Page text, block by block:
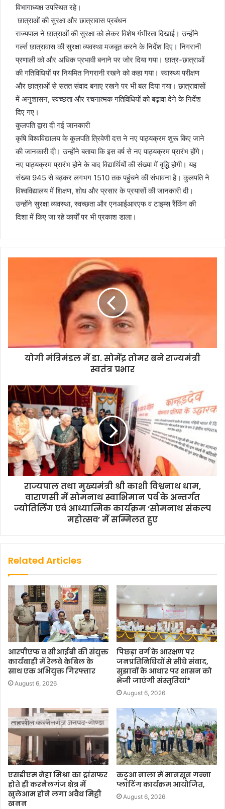
विभागाध्यक्ष उपस्थित रहे।
छात्राओं की सुरक्षा और छात्रावास प्रबंधन
राज्यपाल ने छात्राओं की सुरक्षा को लेकर विशेष गंभीरता दिखाई। उन्होंने
गर्ल्स छात्रावास की सुरक्षा व्यवस्था मजबूत करने के निर्देश दिए। निगरानी
प्रणाली को और अधिक प्रभावी बनाने पर जोर दिया गया। छात्र-छात्राओं
की गतिविधियों पर नियमित निगरानी रखने को कहा गया। स्वास्थ्य परीक्षण
और छात्राओं से सतत संवाद बनाए रखने पर भी बल दिया गया। छात्रावासों
में अनुशासन, स्वच्छता और रचनात्मक गतिविधियों को बढ़ावा देने के निर्देश
दिए गए।
कुलपति द्वारा दी गई जानकारी
कृषि विश्वविद्यालय के कुलपति त्रिवेणी दत्त ने नए पाठ्यक्रम शुरू किए जाने
की जानकारी दी। उन्होंने बताया कि इस वर्ष से नए पाठ्यक्रम प्रारंभ होंगे।
नए पाठ्यक्रम प्रारंभ होने के बाद विद्यार्थियों की संख्या में वृद्धि होगी। यह
संख्या 945 से बढ़कर लगभग 1510 तक पहुंचने की संभावना है। कुलपति ने
विश्वविद्यालय में शिक्षण, शोध और प्रसार के प्रयासों की जानकारी दी।
उन्होंने सुरक्षा व्यवस्था, स्वच्छता और एनआईआरएफ व टाइम्स रैंकिंग की
दिशा में किए जा रहे कार्यों पर भी प्रकाश डाला।
योगी मंत्रिमंडल में डा. सोमेंद्र तोमर बने राज्यमंत्री
स्वतंत्र प्रभार
राज्यपाल तथा मुख्यमंत्री श्री काशी विश्वनाथ धाम,
वाराणसी में सोमनाथ स्वाभिमान पर्व के अन्तर्गत
ज्योतिर्लिंग एवं आध्यात्मिक कार्यक्रम ‘सोमनाथ संकल्प
महोत्सव’ में सम्मिलत हुए
Related Articles
आरपीएफ व सीआईबी की संयुक्त
कार्यवाही में रेलवे केबिल के
साथ एक अभियुक्त गिरफ्तार
August 6, 2026
पिछड़ा वर्ग के आरक्षण पर
जनप्रतिनिधियों से सीधे संवाद,
सुझावों के आधार पर शासन को
भेजी जाएंगी संस्तुतियां*
August 6, 2026
एसडीएम नेहा मिश्रा का ट्रांसफर
होते ही करनैलगंज क्षेत्र में
खुलेआम होने लगा अवैध मिट्टी
खनन
कटुआ नाला में मानसून गन्ना
प्लांटिंग कार्यक्रम आयोजित,
August 6, 2026